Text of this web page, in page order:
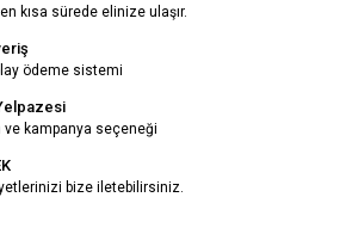
kısa sürede elinize ulaşır.
ödeme sistemi
ve kampanya seçeneği
bize iletebilirsiniz.